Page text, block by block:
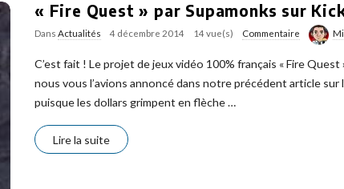
« Fire Quest » par Supamonks sur
Dans Actualités 4 décembre 2014 14 vue(s) Commentaire
C’est fait ! Le projet de jeux vidéo 100% français « Fire
nous vous l’avions annoncé dans notre précédent article
puisque les dollars grimpent en flèche…
Lire la suite